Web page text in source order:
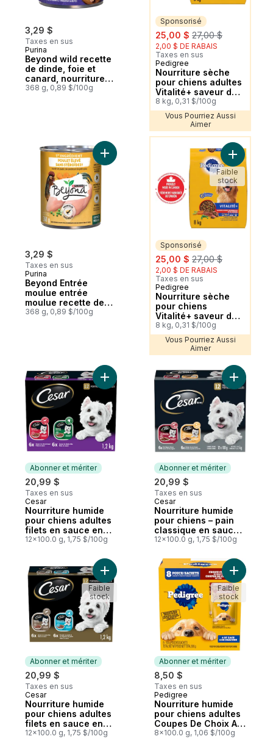
3,29 $
Taxes en sus
Purina
Beyond wild recette
de dinde, foie et
canard, nourriture
humide pour chiens
368 g, 0,89 $/100g
Sponsorisé
sale:
25,00 $ , formerly:
27,00 $
2,00 $ DE RABAIS
Taxes en sus
Sponsorisé
Pedigree
Nourriture sèche
pour chiens adultes
Vitalité+ saveur de
poulet rôti et de
légumes
8 kg, 0,31 $/100g
Vous Pourriez Aussi
Aimer
3,29 $
Taxes en sus
Purina
Beyond Entrée
moulue entrée
moulue recette de
poulet, de carottes
368 g, 0,89 $/100g
Ajouter Beyond Entrée moulue entrée
Vous Pourriez Aussi Aimer
Sponsorisé
sale:
25,00 $ , formerly:
27,00 $
2,00 $ DE RABAIS
Taxes en sus
Sponsorisé
Pedigree
Nourriture sèche
pour chiens
Vitalité+ saveur de
bœuf nourrissant et
de légumes
8 kg, 0,31 $/100g
Ajouter
Faible
stock
Vous Pourriez Aussi
Aimer
Abonner et mériter
20,99 $
Taxes en sus
Abonner et mériter
Cesar
Nourriture humide
pour chiens adultes
filets en sauce en
format variété
rôtie et de côte de
bœuf
12x100.0 g, 1,75 $/100g
Ajouter Nourriture humide pour chiens
Abonner et mériter
20,99 $
Taxes en sus
Abonner et mériter
Cesar
Nourriture humide
pour chiens – pain
classique en sauce
en multi-emballage
mignon et recette au
poulet et au foie)
12x100.0 g, 1,75 $/100g
Ajouter
Abonner et mériter
20,99 $
Taxes en sus
Abonner et mériter
Cesar
Nourriture humide
pour chiens adultes
filets en sauce en
format variété
12x100.0 g, 1,75 $/100g
Ajouter Nourriture humide pour chiens
Faible
stock
Abonner et mériter
8,50 $
Taxes en sus
Abonner et mériter
Pedigree
Nourriture humide
pour chiens adultes
Coupes De Choix Au
Jus saveur de filet
8x100.0 g, 1,06 $/100g
Ajouter
Faible
stock